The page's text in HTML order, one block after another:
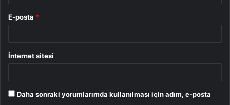
E-posta *
İnternet sitesi
Daha sonraki yorumlarımda kullanılması için adım, e-posta